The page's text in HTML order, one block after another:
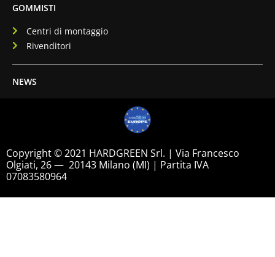
GOMMISTI
Centri di montaggio
Rivenditori
NEWS
Copyright © 2021 HARDGREEN Srl. | Via Francesco
Olgiati, 26 — 20143 Milano (MI) | Partita IVA
07083580964